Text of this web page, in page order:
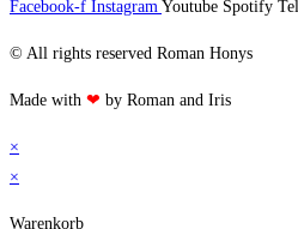
Facebook-f Instagram Youtube Spotify
© All rights reserved Roman Honys
Made with ❤ by Roman and Iris
×
×
Warenkorb